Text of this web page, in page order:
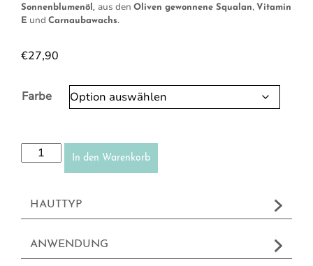
Sonnenblumenöl, aus den Oliven gewonnene Squalan, Vitamin
E und Carnaubawachs.
€27,90
Farbe
Compact Creme Make-up Menge
In den Warenkorb
HAUTTYP
ANWENDUNG